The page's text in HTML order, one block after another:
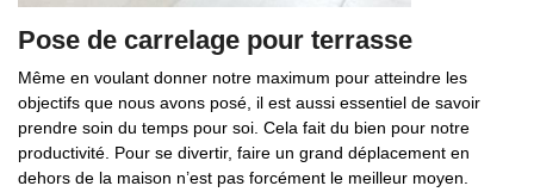
Pose de carrelage pour terrasse
Même en voulant donner notre maximum pour atteindre les
objectifs que nous avons posé, il est aussi essentiel de savoir
prendre soin du temps pour soi. Cela fait du bien pour notre
productivité. Pour se divertir, faire un grand déplacement en
dehors de la maison n’est pas forcément le meilleur moyen.